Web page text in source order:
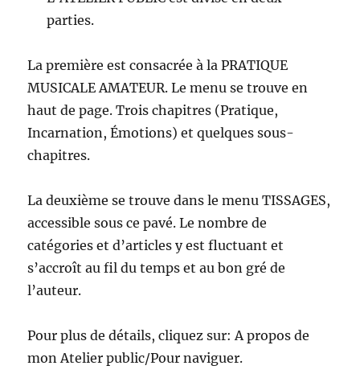
parties.
La première est consacrée à la PRATIQUE
MUSICALE AMATEUR. Le menu se trouve en
haut de page. Trois chapitres (Pratique,
Incarnation, Émotions) et quelques sous-
chapitres.
La deuxième se trouve dans le menu TISSAGES,
accessible sous ce pavé. Le nombre de
catégories et d’articles y est fluctuant et
s’accroît au fil du temps et au bon gré de
l’auteur.
Pour plus de détails, cliquez sur: A propos de
mon Atelier public/Pour naviguer.